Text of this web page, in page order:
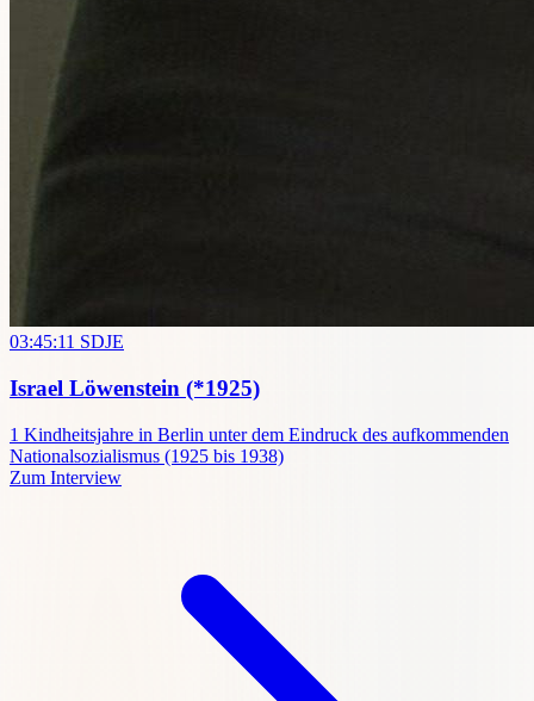
03:45:11 SDJE
Israel Löwenstein (*1925)
1 Kindheitsjahre in Berlin unter dem Eindruck des aufkommenden
Nationalsozialismus (1925 bis 1938)
Zum Interview